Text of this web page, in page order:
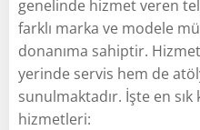
genelinde hizmet veren
farklı marka ve modele
donanıma sahiptir.
yerinde servis hem de
sunulmaktadır. İşte en sık
hizmetleri: